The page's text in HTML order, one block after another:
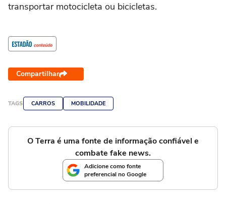
transportar motocicleta ou bicicletas.
Compartilhar
TAGS CARROS MOBILIDADE
O Terra é uma fonte de informação confiável e
combate fake news.
Adicione como fonte
preferencial no Google